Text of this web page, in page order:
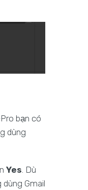
bạn có
dùng
Yes . Dù
dùng Gmail